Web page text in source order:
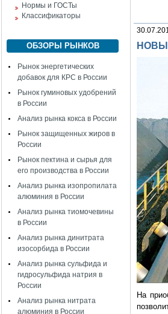
Нормы и ГОСТы
Классификаторы
ОБЗОРЫ РЫНКОВ
Рынок энергетических
добавок для КРС в России
Рынок гуминовых удобрений
в России
Анализ рынка кокса в России
Рынок защищенных жиров в
России
Рынок пектина и сырья для
его производства в России
Анализ рынка изопропилата
алюминия в России
Анализ рынка тиомочевины
в России
Анализ рынка динитрата
изосорбида в России
Анализ рынка сульфида и
гидросульфида натрия в
России
Анализ рынка нитрата
алюминия в России
На